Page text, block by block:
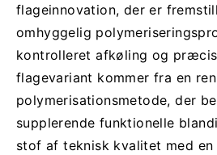
flageinnovation, der er
omhyggelig
kontrolleret afkøling og
flagevariant kommer fra en ren
polymerisationsmetode, der
supplerende funktionelle
stof af teknisk kvalitet med en